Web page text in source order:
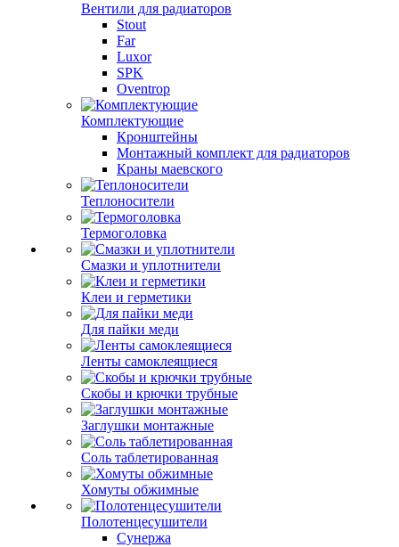
Вентили для радиаторов
Stout
Far
Luxor
SPK
Oventrop
Комплектующие
Кронштейны
Монтажный комплект для радиаторов
Краны маевского
Теплоносители
Термоголовка
Смазки и уплотнители
Клеи и герметики
Для пайки меди
Ленты самоклеящиеся
Скобы и крючки трубные
Заглушки монтажные
Соль таблетированная
Хомуты обжимные
Полотенцесушители
Сунержа